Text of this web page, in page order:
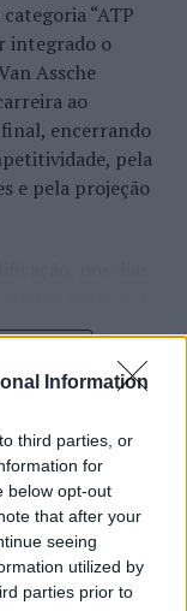
Information
third parties, or
for
below opt-out
that after your
seeing
utilized by
parties prior to
PROGRAMAÇÃO
de novembro
Peixe”
primeiro
“ATP
integrado o
Assche
ao
encerrando
pela
e pela projeção
de
Lopes,
colocar o
do
jogadores
Davidovich